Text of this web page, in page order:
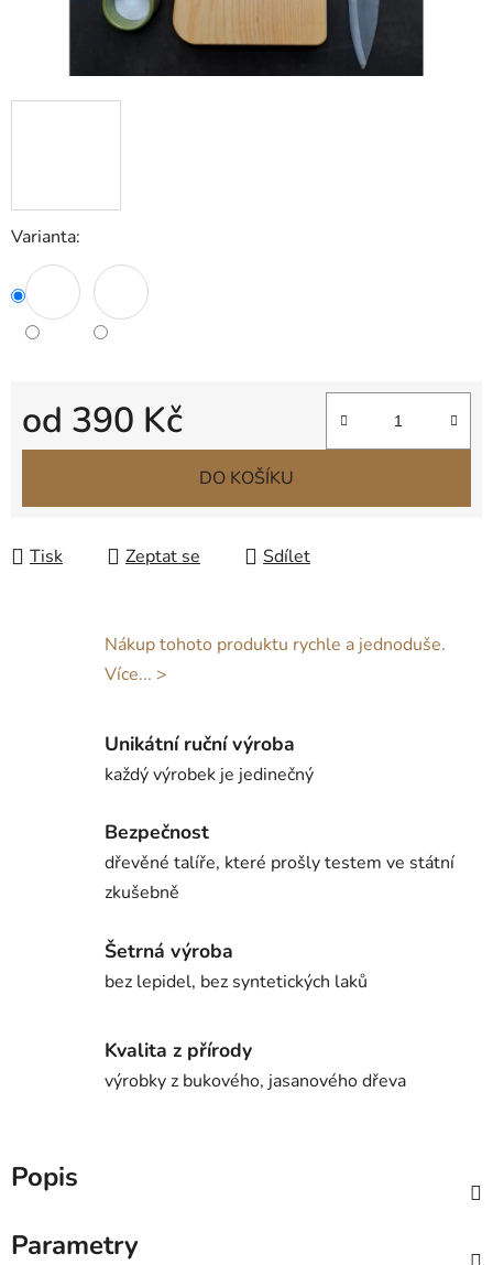
Varianta:
od 390 Kč
Měrná cena:
DO KOŠÍKU
Tisk Zeptat se Sdílet
Nákup tohoto produktu rychle a jednoduše.
Více... >
Unikátní ruční výroba
každý výrobek je jedinečný
Bezpečnost
dřevěné talíře, které prošly testem ve státní
zkušebně
Šetrná výroba
bez lepidel, bez syntetických laků
Kvalita z přírody
výrobky z bukového, jasanového dřeva
Popis
Parametry